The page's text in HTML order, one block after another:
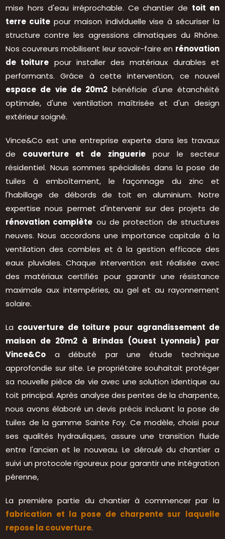
mise hors d'eau irréprochable. Ce chantier de toit en
terre cuite pour maison individuelle vise à sécuriser la
structure contre les agressions climatiques du Rhône.
Nos couvreurs mobilisent leur savoir-faire en rénovation
de toiture pour installer des matériaux durables et
performants. Grâce à cette intervention, ce nouvel
espace de vie de 20m2 bénéficie d'une étanchéité
optimale, d'une ventilation maîtrisée et d'un design
extérieur soigné.
Vince&Co est une entreprise experte dans les travaux
de couverture et de zingueriepour le secteur
résidentiel. Nous sommes spécialisés dans la pose de
tuiles à emboîtement, le façonnage du zinc et
l'habillage de débords de toit en aluminium. Notre
expertise nous permet d'intervenir sur des projets de
rénovation complète ou de protection de structures
neuves. Nous accordons une importance capitale à la
ventilation des combles et à la gestion efficace des
eaux pluviales. Chaque intervention est réalisée avec
des matériaux certifiés pour garantir une résistance
maximale aux intempéries, au gel et au rayonnement
solaire.
La couverture de toiture pour agrandissement de
maison de 20m2 à Brindas (Ouest Lyonnais) par
Vince&Co a débuté par une étude technique
approfondie sur site. Le propriétaire souhaitait protéger
sa nouvelle pièce de vie avec une solution identique au
toit principal. Après analyse des pentes de la charpente,
nous avons élaboré un devis précis incluant la pose de
tuiles de la gamme Sainte Foy. Ce modèle, choisi pour
ses qualités hydrauliques, assure une transition fluide
entre l'ancien et le nouveau. Le déroulé du chantier a
suivi un protocole rigoureux pour garantir une intégration
pérenne,
La première partie du chantier à commencer par la
fabrication et la pose de charpente sur laquelle
repose la couverture.